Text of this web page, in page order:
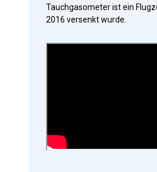
Tauchgasometer ist ein
2016 versenkt wurde.